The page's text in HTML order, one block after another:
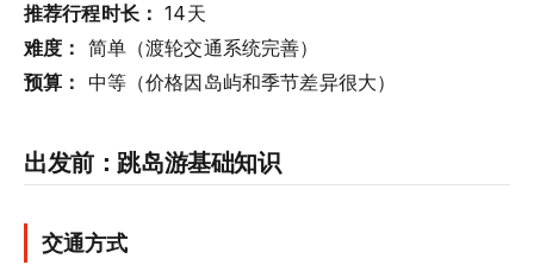
推荐行程时长： 14天
难度： 简单（渡轮交通系统完善）
预算： 中等（价格因岛屿和季节差异很大）
出发前：跳岛游基础知识
交通方式